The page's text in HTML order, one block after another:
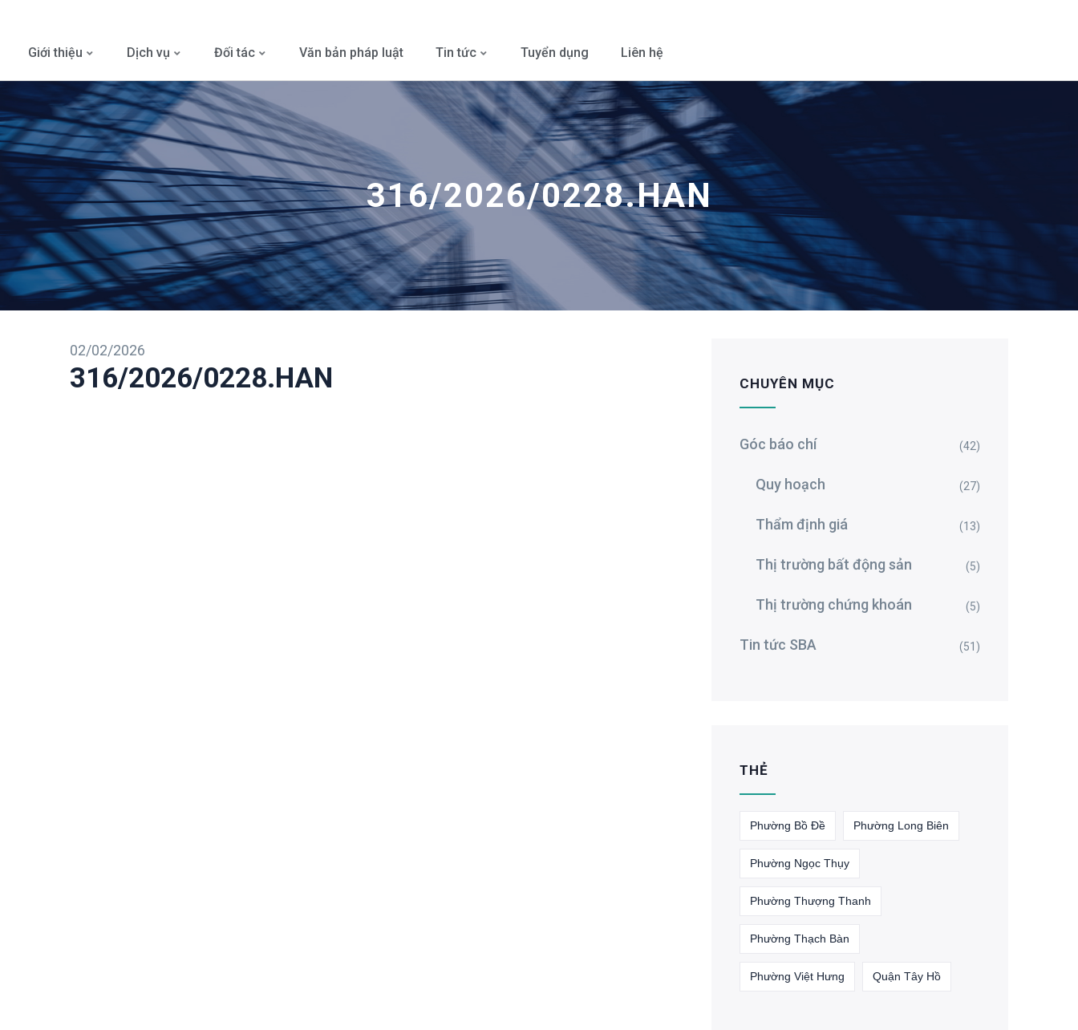
Giới thiệu Dịch vụ Đối tác Văn bản pháp luật Tin tức Tuyển dụng Liên hệ
316/2026/0228.HAN
02/02/2026
316/2026/0228.HAN CHUYÊN MỤC
Góc báo chí (42)
Quy hoạch (27)
Thẩm định giá (13)
Thị trường bất động sản (5)
Thị trường chứng khoán (5)
Tin tức SBA (51)
THẺ
Phường Bồ Đề Phường Long Biên
Phường Ngọc Thụy
Phường Thượng Thanh
Phường Thạch Bàn
Phường Việt Hưng Quận Tây Hồ